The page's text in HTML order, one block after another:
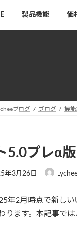
製品機能 価
ブログ ブログ 機能
5.0プレα
年3月26日
年2月時点で新し
ります。本記事で